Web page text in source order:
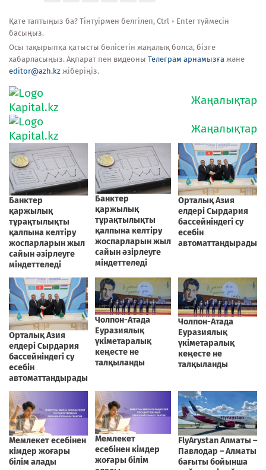
Қате таптыңыз ба? Тінтуірмен белгілеп, Ctrl + Enter түймесін
басыңыз.
Осы тақырыпқа қатысты бөлісетін жаңалық болса, бізге
хабарласыңыз. Ақпарат пен видеоны Телеграм арнамызға және
editor@azh.kz жіберіңіз.